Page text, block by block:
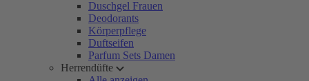
Duschgel Frauen
Deodorants
Körperpflege
Duftseifen
Parfum Sets Damen
Herrendüfte